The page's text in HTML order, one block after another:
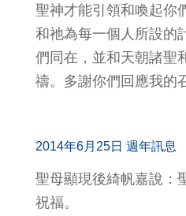
聖神才能引領和喚起你
和祂為每一個人所設的
們同在，並和天朝諸聖
禱。多謝你們回應我的
2014年6月25日 週年訊息
聖母顯現後綺帆嘉說：
祝福。